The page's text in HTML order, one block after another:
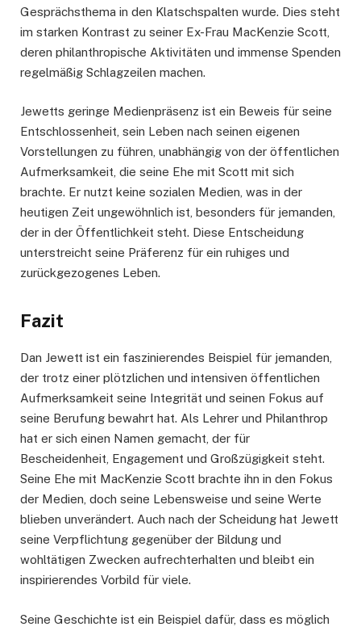
Gesprächsthema in den Klatschspalten wurde. Dies steht
im starken Kontrast zu seiner Ex-Frau MacKenzie Scott,
deren philanthropische Aktivitäten und immense Spenden
regelmäßig Schlagzeilen machen.
Jewetts geringe Medienpräsenz ist ein Beweis für seine
Entschlossenheit, sein Leben nach seinen eigenen
Vorstellungen zu führen, unabhängig von der öffentlichen
Aufmerksamkeit, die seine Ehe mit Scott mit sich
brachte. Er nutzt keine sozialen Medien, was in der
heutigen Zeit ungewöhnlich ist, besonders für jemanden,
der in der Öffentlichkeit steht. Diese Entscheidung
unterstreicht seine Präferenz für ein ruhiges und
zurückgezogenes Leben.
Fazit
Dan Jewett ist ein faszinierendes Beispiel für jemanden,
der trotz einer plötzlichen und intensiven öffentlichen
Aufmerksamkeit seine Integrität und seinen Fokus auf
seine Berufung bewahrt hat. Als Lehrer und Philanthrop
hat er sich einen Namen gemacht, der für
Bescheidenheit, Engagement und Großzügigkeit steht.
Seine Ehe mit MacKenzie Scott brachte ihn in den Fokus
der Medien, doch seine Lebensweise und seine Werte
blieben unverändert. Auch nach der Scheidung hat Jewett
seine Verpflichtung gegenüber der Bildung und
wohltätigen Zwecken aufrechterhalten und bleibt ein
inspirierendes Vorbild für viele.
Seine Geschichte ist ein Beispiel dafür, dass es möglich